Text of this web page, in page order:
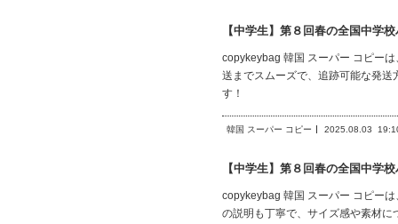
【中学生】第８回春の全国中学
copykeybag 韓国 スーパー コピー
送までスムーズで、追跡可能な発
す！
韓国 スーパー コピー 2025.08.03
【中学生】第８回春の全国中学
copykeybag 韓国 スーパー コピー
の説明も丁寧で、サイズ感や素材